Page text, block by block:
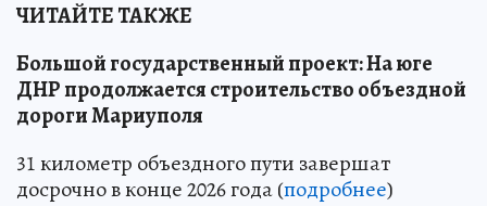
ЧИТАЙТЕ ТАКЖЕ
Большой государственный проект: На юге
ДНР продолжается строительство объездной
дороги Мариуполя
31 километр объездного пути завершат
досрочно в конце 2026 года (подробнее)